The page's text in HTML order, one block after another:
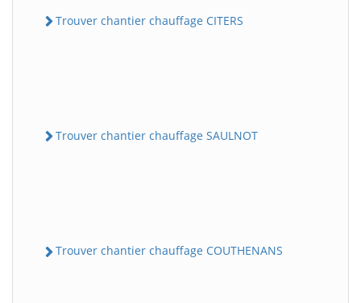
Trouver chantier chauffage CITERS
Trouver chantier chauffage SAULNOT
Trouver chantier chauffage COUTHENANS